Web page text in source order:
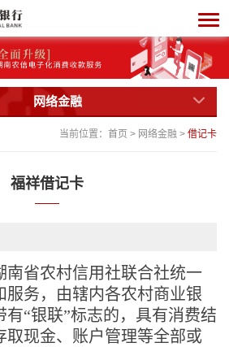
网络金融
当前位置： 首页 > 网络金融 > 借记卡
福祥借记卡
南省农村信用社联合社统一
服务，由辖内各农村商业银
有“银联”标志的， 具有消费结
取现金、账户管理等全部或